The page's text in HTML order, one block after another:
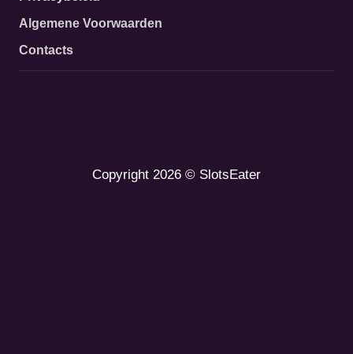
Algemene Voorwaarden
Contacts
Copyright 2026 © SlotsEater